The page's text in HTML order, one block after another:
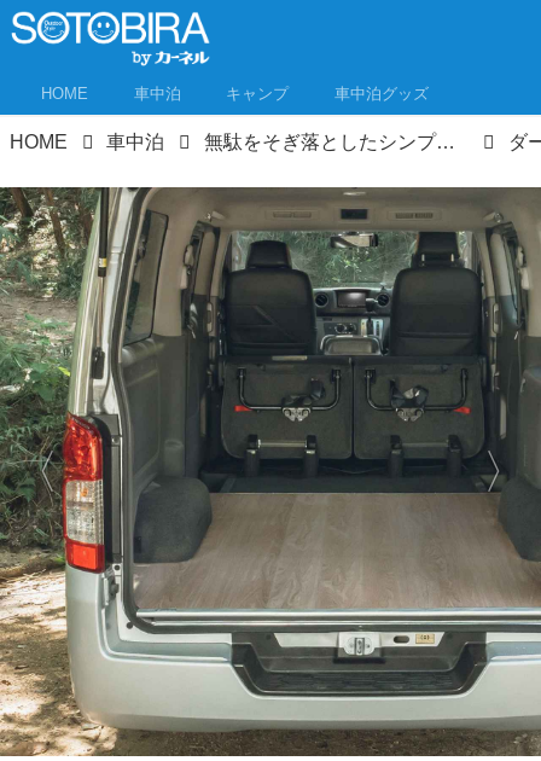
HOME 車中泊 キャンプ 車中泊グッズ
HOME 車中泊 無駄をそぎ落としたシンプルさに惹かれる！車中泊ベッドキットやフロアキット、キャラバン用が発売！